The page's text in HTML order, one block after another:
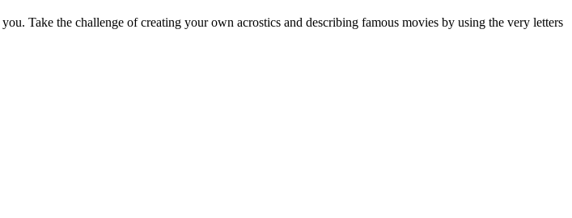
Take the challenge of creating your own acrostics and describing famous movies by using the very letters